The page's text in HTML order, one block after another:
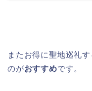
またお得に聖地巡礼す
のがおすすめです。